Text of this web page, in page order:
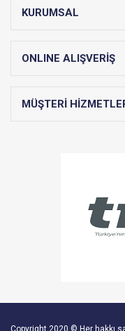
KURUMSAL
ONLINE ALIŞVERİŞ
MÜŞTERİ
Copyright 2020 © Her hakkı